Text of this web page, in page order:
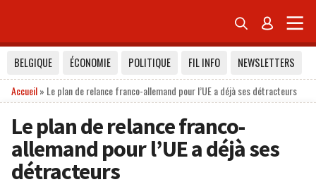
 
BELGIQUE ÉCONOMIE POLITIQUE FIL INFO
NEWSLETTERS
Accueil» Le plan de relance franco-allemand pour l’UE a déjà ses détracteurs
Le plan de relance franco-
allemand pour l’UE a déjà ses
détracteurs